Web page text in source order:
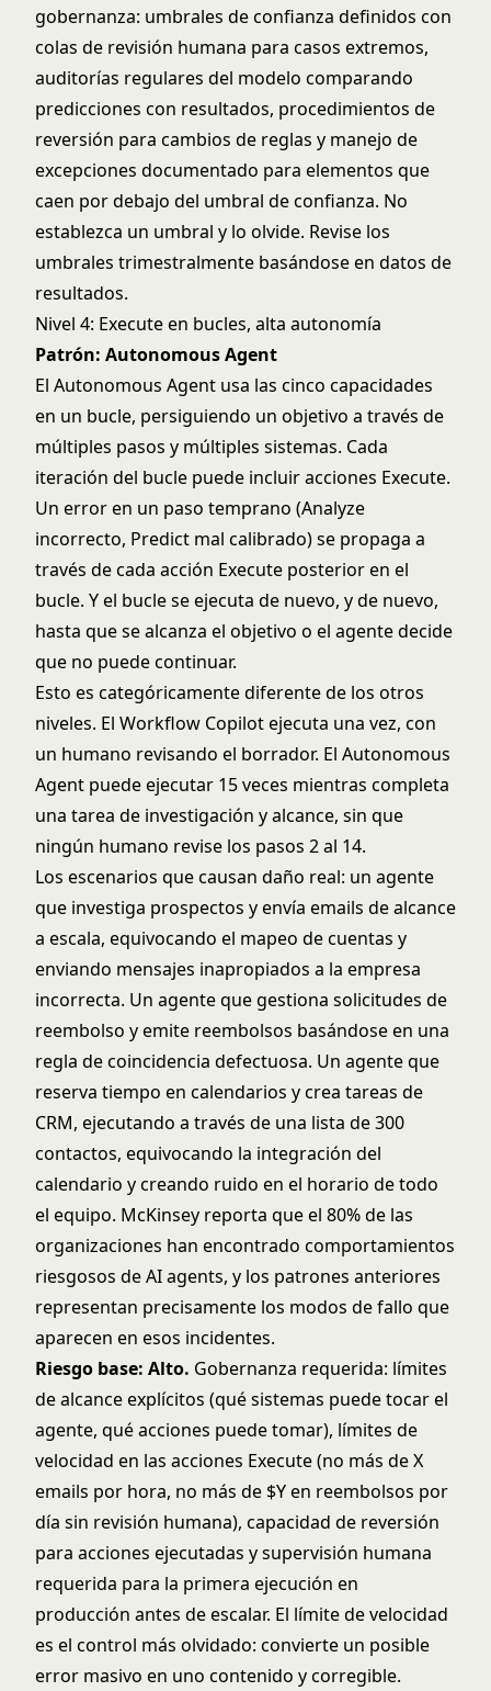
gobernanza: umbrales de confianza definidos con
colas de revisión humana para casos extremos,
auditorías regulares del modelo comparando
predicciones con resultados, procedimientos de
reversión para cambios de reglas y manejo de
excepciones documentado para elementos que
caen por debajo del umbral de confianza. No
establezca un umbral y lo olvide. Revise los
umbrales trimestralmente basándose en datos de
resultados.
Nivel 4: Execute en bucles, alta autonomía
Patrón: Autonomous Agent
El Autonomous Agent usa las cinco capacidades
en un bucle, persiguiendo un objetivo a través de
múltiples pasos y múltiples sistemas. Cada
iteración del bucle puede incluir acciones Execute.
Un error en un paso temprano (Analyze
incorrecto, Predict mal calibrado) se propaga a
través de cada acción Execute posterior en el
bucle. Y el bucle se ejecuta de nuevo, y de nuevo,
hasta que se alcanza el objetivo o el agente decide
que no puede continuar.
Esto es categóricamente diferente de los otros
niveles. El Workflow Copilot ejecuta una vez, con
un humano revisando el borrador. El Autonomous
Agent puede ejecutar 15 veces mientras completa
una tarea de investigación y alcance, sin que
ningún humano revise los pasos 2 al 14.
Los escenarios que causan daño real: un agente
que investiga prospectos y envía emails de alcance
a escala, equivocando el mapeo de cuentas y
enviando mensajes inapropiados a la empresa
incorrecta. Un agente que gestiona solicitudes de
reembolso y emite reembolsos basándose en una
regla de coincidencia defectuosa. Un agente que
reserva tiempo en calendarios y crea tareas de
CRM, ejecutando a través de una lista de 300
contactos, equivocando la integración del
calendario y creando ruido en el horario de todo
el equipo. McKinsey reporta que el 80% de las
organizaciones han encontrado comportamientos
riesgosos de AI agents, y los patrones anteriores
representan precisamente los modos de fallo que
aparecen en esos incidentes.
Riesgo base: Alto. Gobernanza requerida: límites
de alcance explícitos (qué sistemas puede tocar el
agente, qué acciones puede tomar), límites de
velocidad en las acciones Execute (no más de X
emails por hora, no más de $Y en reembolsos por
día sin revisión humana), capacidad de reversión
para acciones ejecutadas y supervisión humana
requerida para la primera ejecución en
producción antes de escalar. El límite de velocidad
es el control más olvidado: convierte un posible
error masivo en uno contenido y corregible.